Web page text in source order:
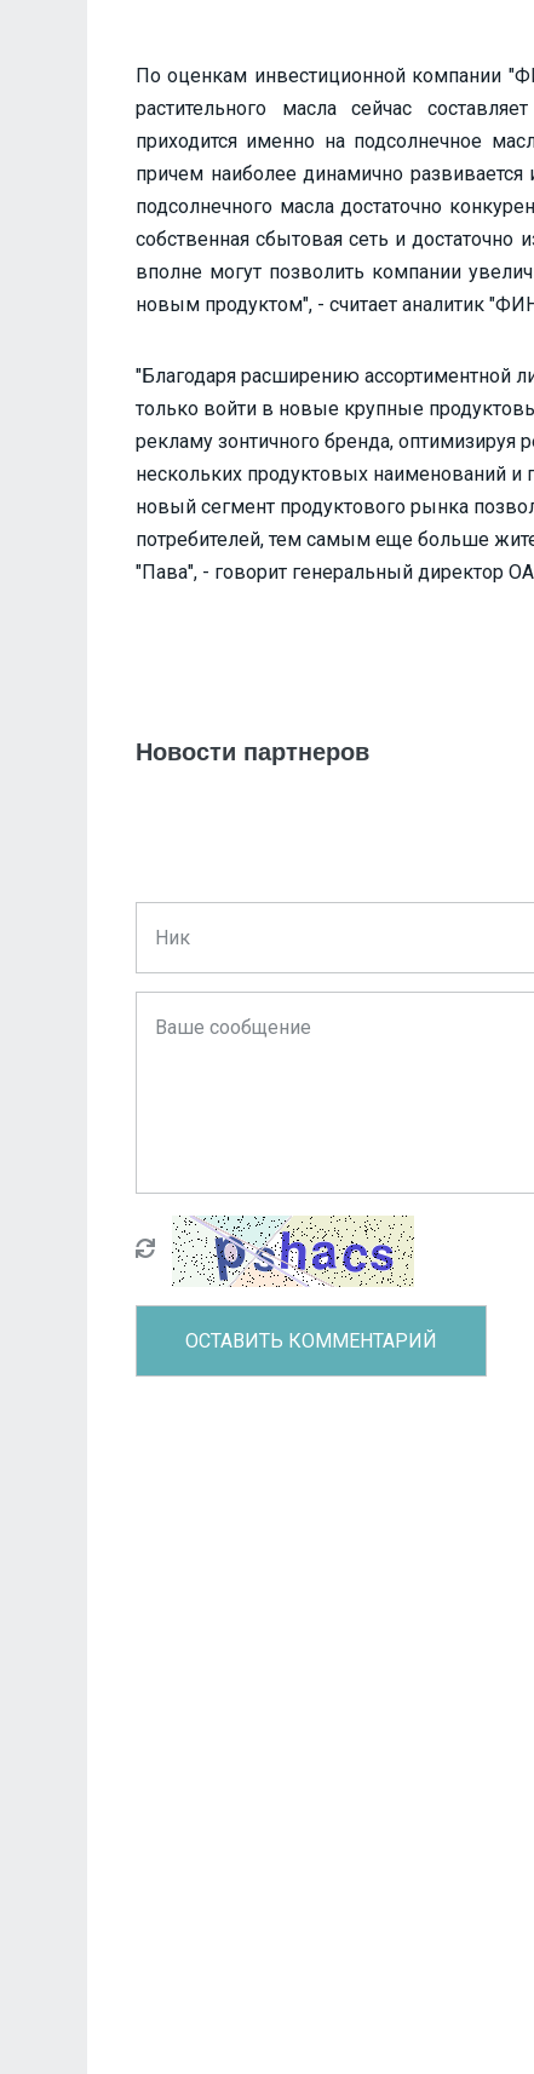
По оценкам инвестиционной компании
растительного масла сейчас
приходится именно на подсолнечное
причем наиболее динамично
подсолнечного масла достаточно
собственная сбытовая сеть и
вполне могут позволить компании
новым продуктом", - считает аналитик
"Благодаря расширению ассортиментной
только войти в новые крупные
рекламу зонтичного бренда,
нескольких продуктовых наименований
новый сегмент продуктового рынка
потребителей, тем самым еще больше
"Пава", - говорит генеральный директор
Новости партнеров